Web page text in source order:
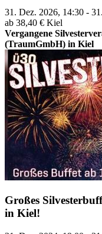
31. Dez. 2026, 14:30 -
ab 38,40 € Kiel
Vergangene
(TraumGmbH) in Kiel
Großes
in Kiel!